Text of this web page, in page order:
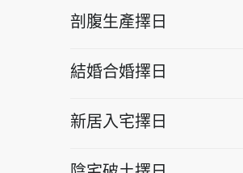
剖腹生產擇日
結婚合婚擇日
新居入宅擇日